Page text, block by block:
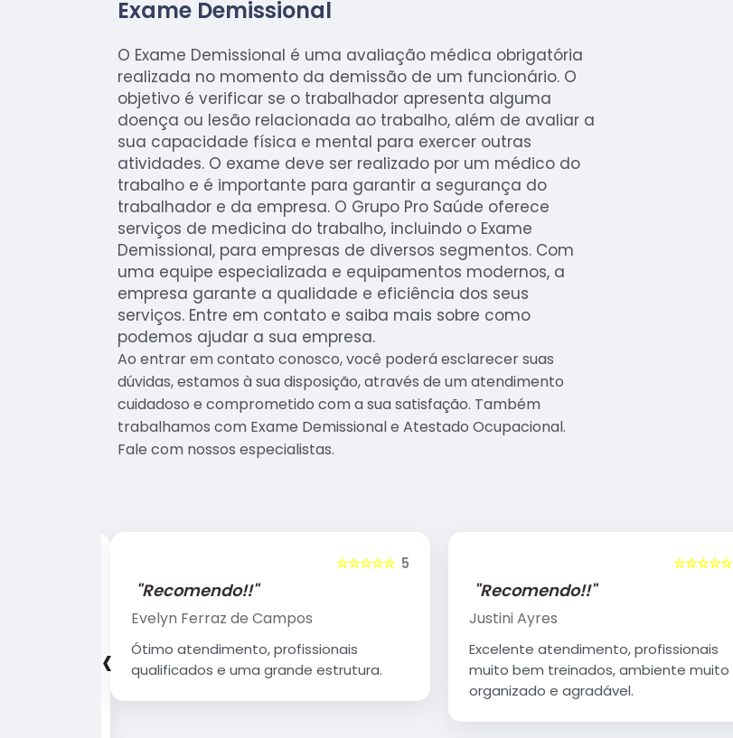
Exame Demissional
O Exame Demissional é uma avaliação médica obrigatória
realizada no momento da demissão de um funcionário. O
objetivo é verificar se o trabalhador apresenta alguma
doença ou lesão relacionada ao trabalho, além de avaliar a
sua capacidade física e mental para exercer outras
atividades. O exame deve ser realizado por um médico do
trabalho e é importante para garantir a segurança do
trabalhador e da empresa. O Grupo Pro Saúde oferece
serviços de medicina do trabalho, incluindo o Exame
Demissional, para empresas de diversos segmentos. Com
uma equipe especializada e equipamentos modernos, a
empresa garante a qualidade e eficiência dos seus
serviços. Entre em contato e saiba mais sobre como
podemos ajudar a sua empresa.
Ao entrar em contato conosco, você poderá esclarecer suas
dúvidas, estamos à sua disposição, através de um atendimento
cuidadoso e comprometido com a sua satisfação. Também
trabalhamos com Exame Demissional e Atestado Ocupacional.
Fale com nossos especialistas.
5
☆☆☆☆☆
"Recomendo!!"
Evelyn Ferraz de Campos
Ótimo atendimento, profissionais
qualificados e uma grande estrutura.
☆☆☆☆☆
"Recomendo!!"
Justini Ayres
Excelente atendimento, profissionais
muito bem treinados, ambiente muito
organizado e agradável.
‹